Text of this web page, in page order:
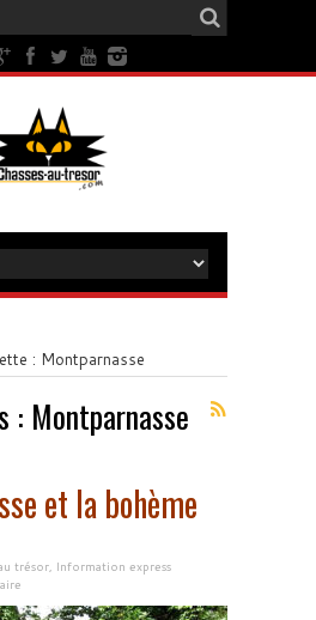
: Montparnasse
: Montparnasse
et la bohème
trésor, Information express